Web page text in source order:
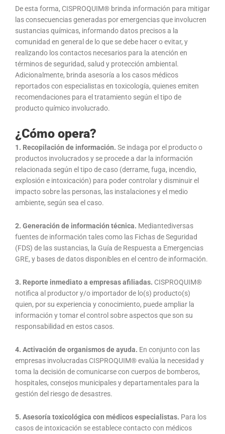
De esta forma, CISPROQUIM® brinda información para mitigar
las consecuencias generadas por emergencias que involucren
sustancias químicas, informando datos precisos a la
comunidad en general de lo que se debe hacer o evitar, y
realizando los contactos necesarios para la atención en
términos de seguridad, salud y protección ambiental.
Adicionalmente, brinda asesoría a los casos médicos
reportados con especialistas en toxicología, quienes emiten
recomendaciones para el tratamiento según el tipo de
producto químico involucrado.
¿Cómo opera?
1. Recopilación de información. Se indaga por el producto o
productos involucrados y se procede a dar la información
relacionada según el tipo de caso (derrame, fuga, incendio,
explosión e intoxica­ción) para poder controlar y disminuir el
impacto sobre las personas, las instalaciones y el medio
ambien­te, según sea el caso.
2. Generación de información técnica. Mediantediversas
fuentes de información tales como las Fichas de Seguridad
(FDS) de las sustancias, la Guía de Respuesta a Emergencias
GRE, y bases de datos disponibles en el centro de información.
3. Reporte inmediato a empresas afiliadas. CISPROQUIM®
notifica al productor y/o importador de lo(s) producto(s)
quien, por su experiencia y co­nocimiento, puede ampliar la
información y tomar el control sobre aspectos que son su
respon­sabilidad en estos casos.
4. Activación de organismos de ayuda. En conjunto con las
empresas involucra­das CISPROQUIM® evalúa la necesidad y
toma la decisión de comunicarse con cuerpos de bomberos,
hospita­les, consejos municipales y departamentales para la
gestión del riesgo de desastres.
5. Asesoría toxicológica con médicos especialistas. Para los
casos de intoxicación se establece contacto con médicos